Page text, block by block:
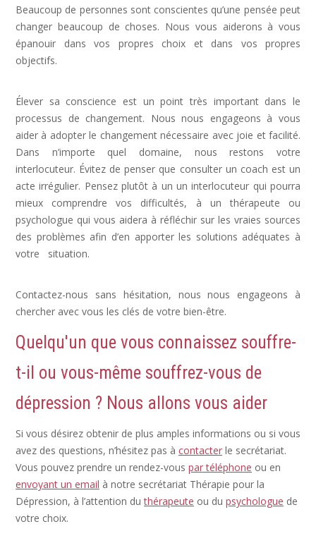
Beaucoup de personnes sont conscientes qu’une pensée peut
changer beaucoup de choses. Nous vous aiderons à vous
épanouir dans vos propres choix et dans vos propres
objectifs.
Élever sa conscience est un point très important dans le
processus de changement. Nous nous engageons à vous
aider à adopter le changement nécessaire avec joie et facilité.
Dans n’importe quel domaine, nous restons votre
interlocuteur. Évitez de penser que consulter un coach est un
acte irrégulier. Pensez plutôt à un un interlocuteur qui pourra
mieux comprendre vos difficultés, à un thérapeute ou
psychologue qui vous aidera à réfléchir sur les vraies sources
des problèmes afin d’en apporter les solutions adéquates à
votre situation.
Contactez-nous sans hésitation, nous nous engageons à
chercher avec vous les clés de votre bien-être.
Quelqu'un que vous connaissez souffre-
t-il ou vous-même souffrez-vous de
dépression ? Nous allons vous aider
Si vous désirez obtenir de plus amples informations ou si vous
avez des questions, n’hésitez pas à contacter le secrétariat.
Vous pouvez prendre un rendez-vous par téléphone ou en
envoyant un email à notre secrétariat Thérapie pour la
Dépression, à l’attention duthérapeute ou du psychologue de
votre choix.